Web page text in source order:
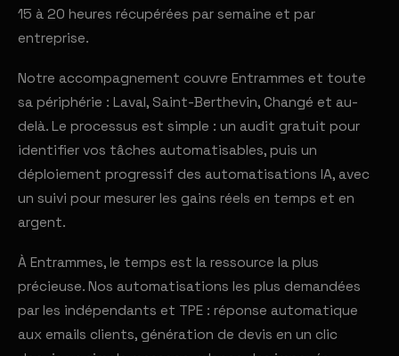
15 à 20 heures récupérées par semaine et par
entreprise.
Notre accompagnement couvre Entrammes et toute
sa périphérie : Laval, Saint-Berthevin, Changé et au-
delà. Le processus est simple : un audit gratuit pour
identifier vos tâches automatisables, puis un
déploiement progressif des automatisations IA, avec
un suivi pour mesurer les gains réels en temps et en
argent.
À Entrammes, le temps est la ressource la plus
précieuse. Nos automatisations les plus demandées
par les indépendants et TPE : réponse automatique
aux emails clients, génération de devis en un clic